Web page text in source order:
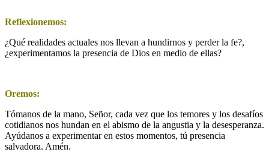
Reflexionemos:
¿Qué realidades actuales nos llevan a hundirnos y perder la fe?,
¿experimentamos la presencia de Dios en medio de ellas?
Oremos:
Tómanos de la mano, Señor, cada vez que los temores y los desafíos
cotidianos nos hundan en el abismo de la angustia y la desesperanza.
Ayúdanos a experimentar en estos momentos, tú presencia
salvadora. Amén.